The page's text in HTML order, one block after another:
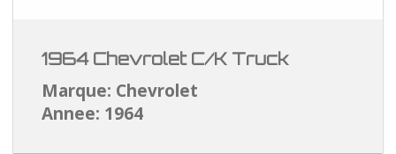
1964 Chevrolet C/K Truck
Marque: Chevrolet
Annee: 1964